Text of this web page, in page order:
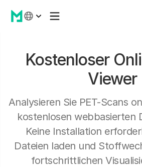
Kostenloser
Viewer
Analysieren Sie PET-Scans
kostenlosen webbasierten
Keine Installation
Dateien laden und
fortschrittlichen